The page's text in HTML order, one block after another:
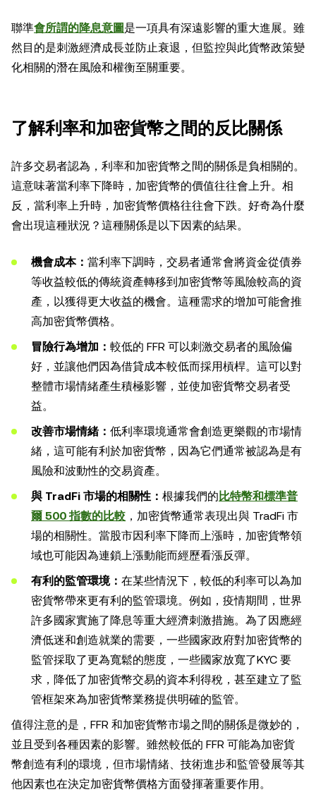
聯準會所謂的降息意圖是一項具有深遠影響的重大進展。雖
然目的是刺激經濟成長並防止衰退，但監控與此貨幣政策變
化相關的潛在風險和權衡至關重要。
了解利率和加密貨幣之間的反比關係
許多交易者認為，利率和加密貨幣之間的關係是負相關的。
這意味著當利率下降時，加密貨幣的價值往往會上升。相
反，當利率上升時，加密貨幣價格往往會下跌。好奇為什麼
會出現這種狀況？這種關係是以下因素的結果。
機會成本： 當利率下調時，交易者通常會將資金從債券
等收益較低的傳統資產轉移到加密貨幣等風險較高的資
產，以獲得更大收益的機會。這種需求的增加可能會推
高加密貨幣價格。
冒險行為增加： 較低的 FFR 可以刺激交易者的風險偏
好，並讓他們因為借貸成本較低而採用槓桿。這可以對
整體市場情緒產生積極影響，並使加密貨幣交易者受
益。
改善市場情緒： 低利率環境通常會創造更樂觀的市場情
緒，這可能有利於加密貨幣，因為它們通常被認為是有
風險和波動性的交易資產。
與 TradFi 市場的相關性： 根據我們的 比特幣和標準普
爾 500 指數的比較 ，加密貨幣通常表現出與 TradFi 市
場的相關性。當股市因利率下降而上漲時，加密貨幣領
域也可能因為連鎖上漲動能而經歷看漲反彈。
有利的監管環境： 在某些情況下，較低的利率可以為加
密貨幣帶來更有利的監管環境。例如，疫情期間，世界
許多國家實施了降息等重大經濟刺激措施。為了因應經
濟低迷和創造就業的需要，一些國家政府對加密貨幣的
監管採取了更為寬鬆的態度，一些國家放寬了KYC 要
求，降低了加密貨幣交易的資本利得稅，甚至建立了監
管框架來為加密貨幣業務提供明確的監管。
值得注意的是，FFR 和加密貨幣市場之間的關係是微妙的，
並且受到各種因素的影響。雖然較低的 FFR 可能為加密貨
幣創造有利的環境，但市場情緒、技術進步和監管發展等其
他因素也在決定加密貨幣價格方面發揮著重要作用。